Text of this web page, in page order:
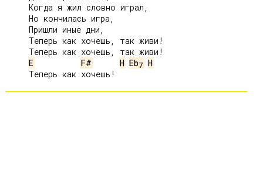
E
F# H Eb7 H